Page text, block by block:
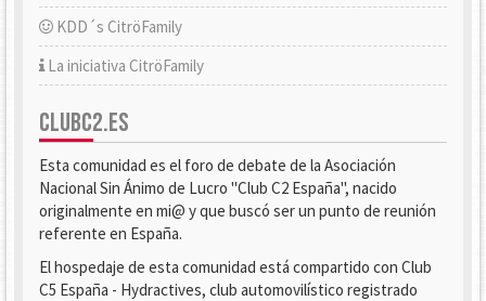
KDD´s CitröFamily
La iniciativa CitröFamily
CLUBC2.ES
Esta comunidad es el foro de debate de la Asociación
Nacional Sin Ánimo de Lucro "Club C2 España", nacido
originalmente en mi@ y que buscó ser un punto de reunión
referente en España.
El hospedaje de esta comunidad está compartido con Club
C5 España - Hydractives, club automovilístico registrado